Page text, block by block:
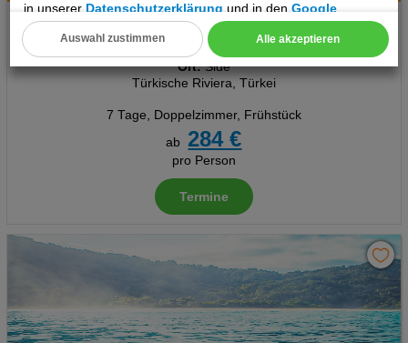
in unsererDatenschutzerklärung und in denGoogle
Datenschutz- und Nutzungsbedingungen
Cookie Einstellungen
Technische Cookies
Erweiterte Einstellungen
Alle akzeptieren
Auswahl zustimmen
Orient Apart Otel
Ort:Side
Türkische Riviera, Türkei
7 Tage, Doppelzimmer, Frühstück
ab
284 €
pro Person
Termine